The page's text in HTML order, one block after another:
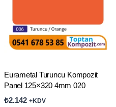
Eurametal Turuncu Kompozit
Panel 125×320 4mm 020
₺2.142 +KDV